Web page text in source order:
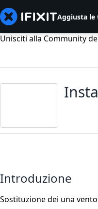
Aggiusta le
Unisciti alla Community
Introduzione
Sostituzione dei una